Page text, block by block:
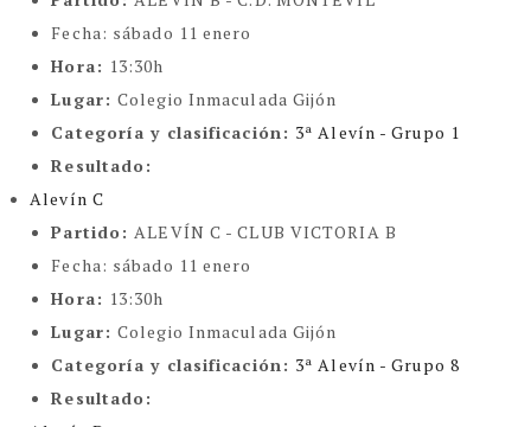
Fecha: sábado 11 enero
Hora: 13:30h
Lugar:Colegio Inmaculada Gijón
Categoría y clasificación: 3ª Alevín - Grupo 1
Resultado:
Alevín C
Partido:ALEVÍN C - CLUB VICTORIA B
Fecha: sábado 11 enero
Hora: 13:30h
Lugar:Colegio Inmaculada Gijón
Categoría y clasificación: 3ª Alevín - Grupo 8
Resultado: